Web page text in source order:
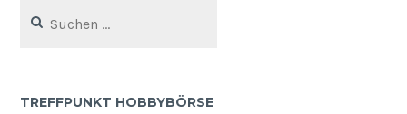
nach:
TREFFPUNKT HOBBYBÖRSE